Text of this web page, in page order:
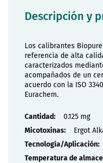
Descripción y
Los calibrantes
referencia de alta
caracterizados
acompañados de un
acuerdo con la ISO
Eurachem.
Propiedades0.125 mg
Ergot